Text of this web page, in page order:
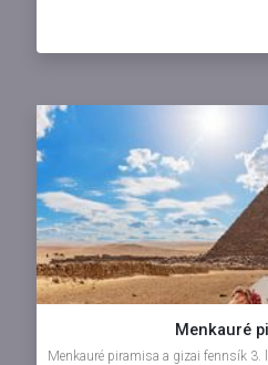
Menkauré
Menkauré piramisa a gizai fennsík 3.